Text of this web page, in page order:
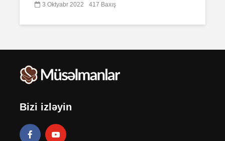
3 Oktyabr 2022 417 Baxış
Bizi izləyin